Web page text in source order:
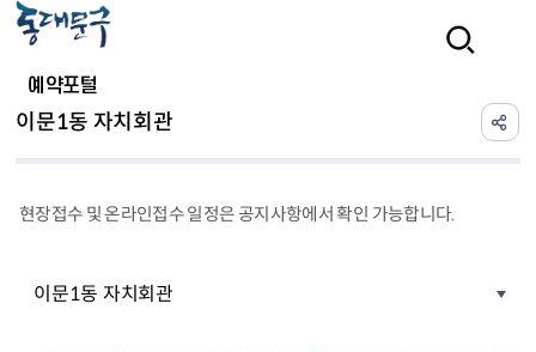
예약포털
이문1동 자치회관
현장접수 및 온라인접수 일정은 공지사항에서 확인 가능합니다.
이문1동 자치회관